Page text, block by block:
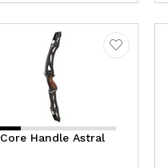
Core Handle Astral